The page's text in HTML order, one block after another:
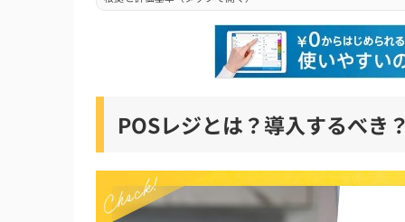
周辺機器の導入費用・固定費の相場
POSレジを導入したい店舗におすすめのサー
POSレジを導入したい店舗におすすめのサー
POSレジとは？導入するべき